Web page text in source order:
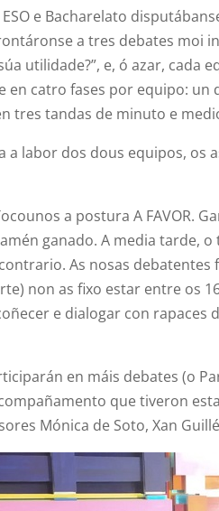
e Bacharelato
a tres debates moi
utilidade?”, e, ó azar, cada
en catro fases por equipo:
tres tandas de minuto e
labor dos dous equipos, os
a postura A FAVOR.
ganado. A media tarde,
As nosas
non as fixo estar entre
e dialogar con
en máis debates (o
que tiveron
Mónica de Soto, Xan